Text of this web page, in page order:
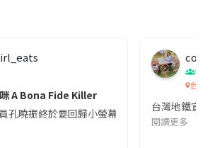
A Bona Fide Killer
孔曉振終於要回歸小螢幕啦!這次的劇本改編
co
吹
台灣
台灣地鐵宣
閱讀更多